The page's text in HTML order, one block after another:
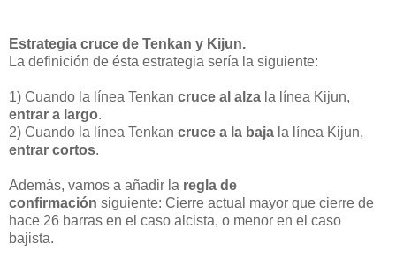
Estrategia cruce de Tenkan y Kijun.
La definición de ésta estrategia sería la siguiente:
1) Cuando la línea Tenkan cruce al alza la línea Kijun,
entrar a largo.
2) Cuando la línea Tenkan cruce a la baja la línea Kijun,
entrar cortos.
Además, vamos a añadir la regla de
confirmación siguiente: Cierre actual mayor que cierre de
hace 26 barras en el caso alcista, o menor en el caso
bajista.